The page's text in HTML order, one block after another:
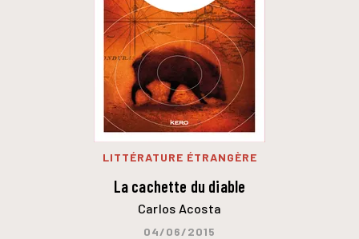
LITTÉRATURE ÉTRANGÈRE
La cachette du diable
Carlos Acosta
04/06/2015